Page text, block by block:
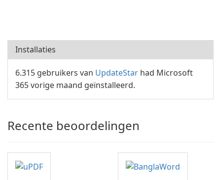
Installaties
6.315 gebruikers van UpdateStar had Microsoft
365 vorige maand geïnstalleerd.
Recente beoordelingen